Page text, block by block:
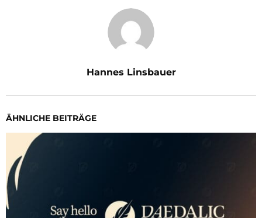
Hannes Linsbauer
ÄHNLICHE BEITRÄGE